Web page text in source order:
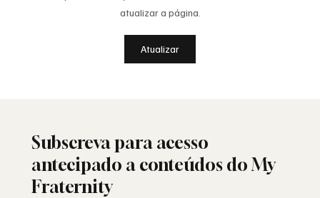
Saudade: o poema de Aguinaldo Silva e a
atualizar a página.
Atualizar
Subscreva para acesso
antecipado a conteúdos do My
Fraternity